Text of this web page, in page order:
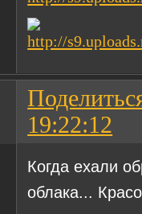
19:22:12
Когда ехали
облака...